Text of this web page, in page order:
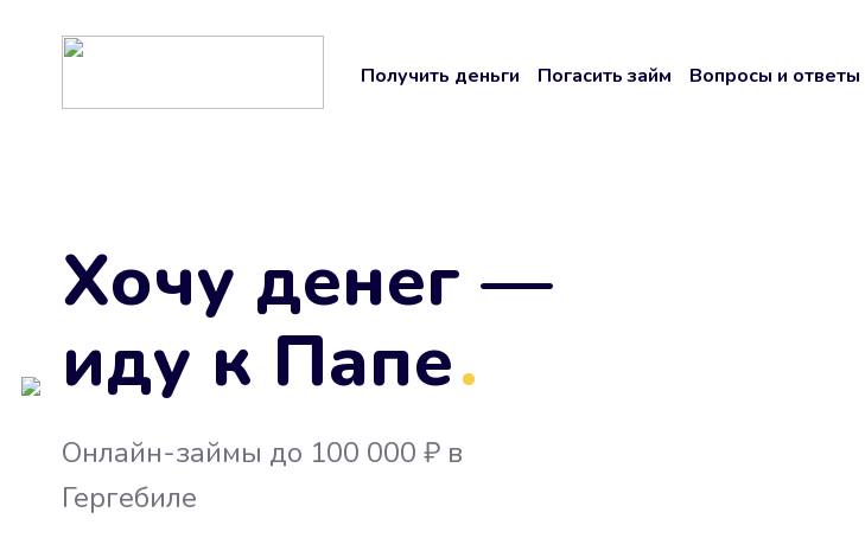
Получить деньги Погасить займ Вопросы и ответы
Хочу денег —
иду к Папе
.
Онлайн-займы до 100 000 ₽ в
Гергебиле